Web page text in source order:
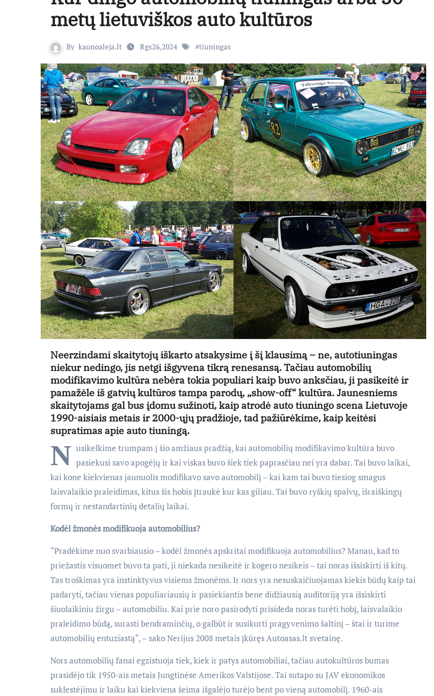
metų lietuviškos auto kultūros
By kaunoaleja.lt Rgs26,2024 #tiuningas
Neerzindami skaitytojų iškarto atsakysime į šį klausimą – ne, autotiuningas
niekur nedingo, jis netgi išgyvena tikrą renesansą. Tačiau automobilių
modifikavimo kultūra nebėra tokia populiari kaip buvo anksčiau, ji pasikeitė ir
pamažėle iš gatvių kultūros tampa parodų, „show-off“ kultūra. Jaunesniems
skaitytojams gal bus įdomu sužinoti, kaip atrodė auto tiuningo scena Lietuvoje
1990-aisiais metais ir 2000-ųjų pradžioje, tad pažiūrėkime, kaip keitėsi
supratimas apie auto tiuningą.
N usikelkime trumpam į šio amžiaus pradžią, kai automobilių modifikavimo kultūra buvo
pasiekusi savo apogėjų ir kai viskas buvo šiek tiek paprasčiau nei yra dabar. Tai buvo laikai,
kai kone kiekvienas jaunuolis modifikavo savo automobilį – kai kam tai buvo tiesiog smagus
laisvalaikio praleidimas, kitus šis hobis įtraukė kur kas giliau. Tai buvo ryškių spalvų, išraiškingų
formų ir nestandartinių detalių laikai.
Kodėl žmonės modifikuoja automobilius?
“Pradėkime nuo svarbiausio – kodėl žmonės apskritai modifikuoja automobilius? Manau, kad to
priežastis visuomet buvo ta pati, ji niekada nesikeitė ir kogero nesikeis – tai noras išsiskirti iš kitų.
Tas troškimas yra instinktyvus visiems žmonėms. Ir nors yra nesuskaičiuojamas kiekis būdų kaip tai
padaryti, tačiau vienas populiariausių ir pasiekiantis bene didžiausią auditoriją yra išsiskirti
šiuolaikiniu žirgu – automobiliu. Kai prie noro pasirodyti prisideda noras turėti hobį, laisvalaikio
praleidimo būdą, surasti bendraminčių, o galbūt ir susikurti pragyvenimo šaltinį – štai ir turime
automobilių entuziastą“, – sako Nerijus 2008 metais įkūręs Autoasas.lt svetainę.
Nors automobilių fanai egzistuoja tiek, kiek ir patys automobiliai, tačiau autokultūros bumas
prasidėjo tik 1950-ais metais Jungtinėse Amerikos Valstijose. Tai sutapo su JAV ekonomikos
suklestėjimu ir laiku kai kiekviena šeima išgalėjo turėjo bent po vieną automobilį. 1960-ais